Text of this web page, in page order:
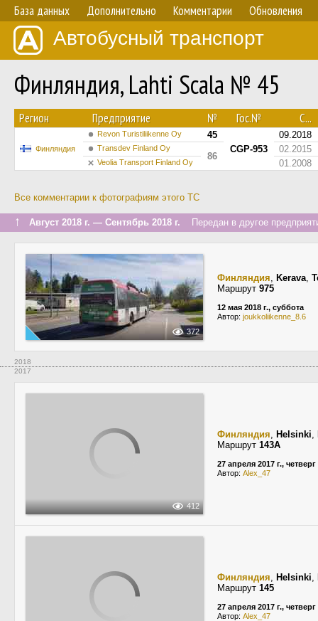
База данных Дополнительно Комментарии Обновления
Автобусный транспорт
Финляндия, Lahti Scala № 45
Регион Предприятие № Гос.№ С...
Финляндия
Revon Turistiliikenne Oy
45
CGP-953
09.2018
Transdev Finland Oy
86
02.2015
Veolia Transport Finland Oy 01.2008
Все комментарии к фотографиям этого ТС
↑ Август 2018 г. — Сентябрь 2018 г. Передан в другое
372
Финляндия, Kerava,
Маршрут 975
12 мая 2018 г., суббота
Автор: joukkoliikenne_8.6
2018
2017
412
Финляндия, Helsinki,
Маршрут 143A
27 апреля 2017 г., четверг
Автор: Alex_47
Финляндия, Helsinki,
Маршрут 145
27 апреля 2017 г., четверг
Автор: Alex_47